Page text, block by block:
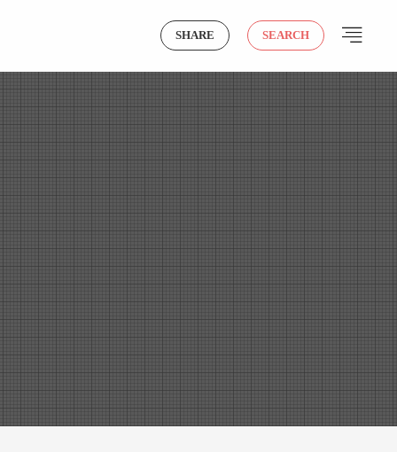
SHARE SEARCH